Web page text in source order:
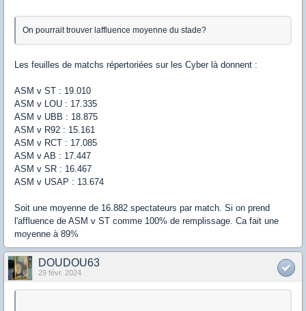
On pourrait trouver laffluence moyenne du stade?
Les feuilles de matchs répertoriées sur les Cyber là donnent :
ASM v ST : 19.010
ASM v LOU : 17.335
ASM v UBB : 18.875
ASM v R92 : 15.161
ASM v RCT : 17.085
ASM v AB : 17.447
ASM v SR : 16.467
ASM v USAP : 13.674
Soit une moyenne de 16.882 spectateurs par match. Si on prend
l'affluence de ASM v ST comme 100% de remplissage. Ca fait une
moyenne à 89%
DOUDOU63
29 févr. 2024